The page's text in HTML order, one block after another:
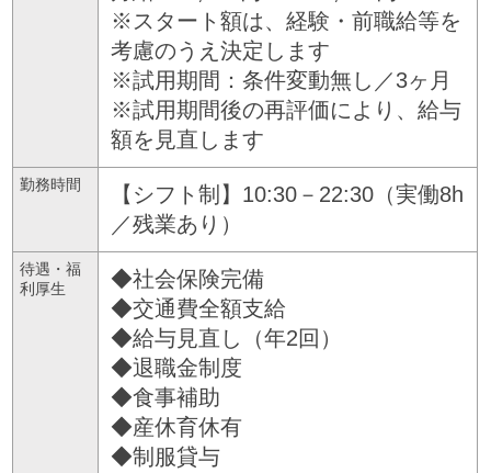
※スタート額は、経験・前職給等を
考慮のうえ決定します
※試用期間：条件変動無し／3ヶ月
※試用期間後の再評価により、給与
額を見直します
勤務時間
【シフト制】10:30－22:30（実働8h
／残業あり）
待遇・福
利厚生
◆社会保険完備
◆交通費全額支給
◆給与見直し（年2回）
◆退職金制度
◆食事補助
◆産休育休有
◆制服貸与